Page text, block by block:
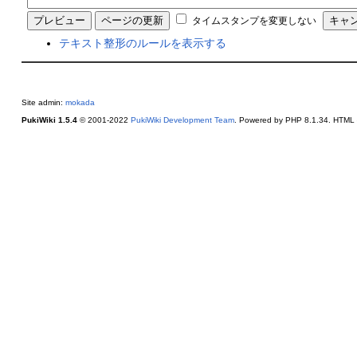
タイムスタンプを変更しない
テキスト整形のルールを表示する
Site admin: mokada
PukiWiki 1.5.4© 2001-2022 PukiWiki Development Team. Powered by PHP 8.1.34. HTML